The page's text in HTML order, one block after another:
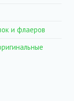
и флаеров